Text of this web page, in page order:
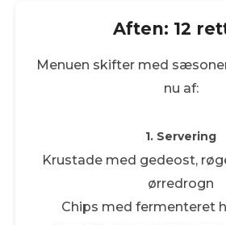
Aften: 12
Menuen skifter med
nu af:
1. Servering
Krustade med gedeost,
ørredrogn
Chips med fermenteret